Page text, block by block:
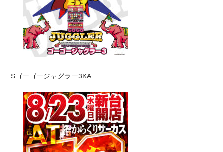
Sゴーゴージャグラー3KA